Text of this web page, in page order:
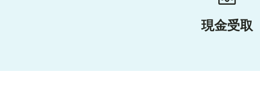
現金受取